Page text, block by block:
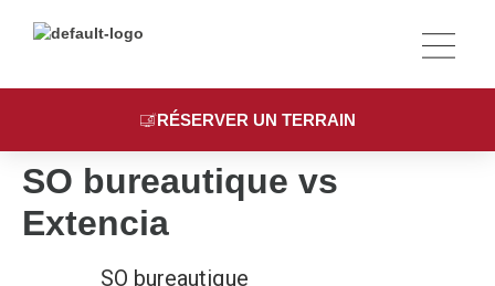
RÉSERVER UN TERRAIN
SO bureautique vs
Extencia
SO bureautique